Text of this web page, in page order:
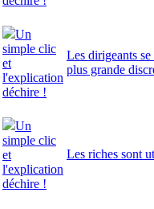
Un
simple clic
et
l'explication
déchire !
Les dirigeants
plus grande
Un
simple clic
et
l'explication
déchire !
Les riches sont